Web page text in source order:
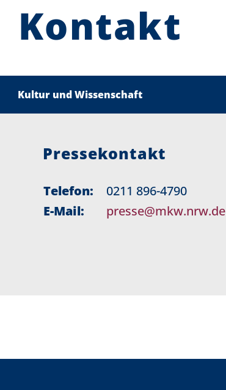
Kontakt
Kultur und Wissenschaft
Pressekontakt
Telefon:
0211 896-4790
E-Mail:
presse@mkw.nrw.de